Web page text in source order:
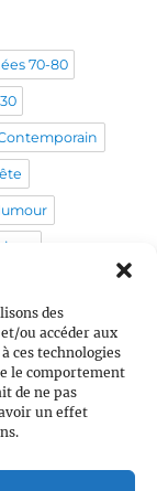
des
ou accéder aux
ces technologies
le comportement
de ne pas
un effet
70-80
Rome
Opera
École